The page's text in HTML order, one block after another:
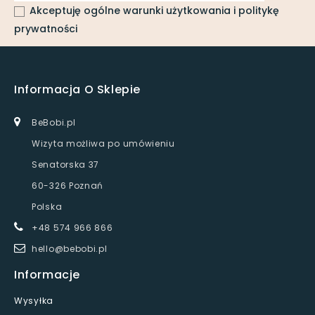
Akceptuję ogólne warunki użytkowania i politykę
prywatności
Informacja O Sklepie
BeBobi.pl
Wizyta możliwa po umówieniu
Senatorska 37
60-326 Poznań
Polska
+48 574 966 866
hello@bebobi.pl
Informacje
Wysyłka